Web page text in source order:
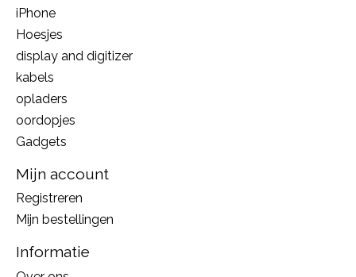
iPhone
Hoesjes
display and digitizer
kabels
opladers
oordopjes
Gadgets
Mijn account
Registreren
Mijn bestellingen
Informatie